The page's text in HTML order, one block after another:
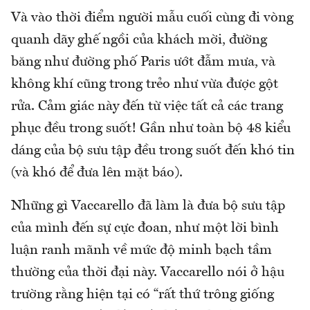
Và vào thời điểm người mẫu cuối cùng đi vòng
quanh dãy ghế ngồi của khách mời, đường
băng như đường phố Paris ướt đẫm mưa, và
không khí cũng trong trẻo như vừa được gột
rửa. Cảm giác này đến từ việc tất cả các trang
phục đều trong suốt! Gần như toàn bộ 48 kiểu
dáng của bộ sưu tập đều trong suốt đến khó tin
(và khó để đưa lên mặt báo).
Những gì Vaccarello đã làm là đưa bộ sưu tập
của mình đến sự cực đoan, như một lời bình
luận ranh mãnh về mức độ minh bạch tầm
thường của thời đại này. Vaccarello nói ở hậu
trường rằng hiện tại có “rất thứ trông giống